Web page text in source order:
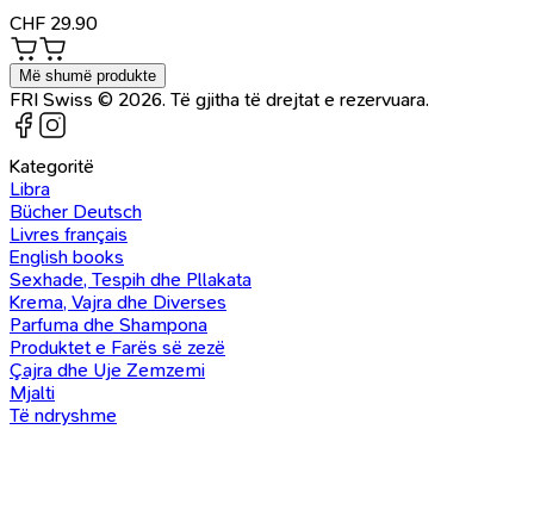
CHF 29.90
Më shumë produkte
FRI Swiss © 2026. Të gjitha të drejtat e rezervuara.
Kategoritë
Libra
Bücher Deutsch
Livres français
English books
Sexhade, Tespih dhe Pllakata
Krema, Vajra dhe Diverses
Parfuma dhe Shampona
Produktet e Farës së zezë
Çajra dhe Uje Zemzemi
Mjalti
Të ndryshme